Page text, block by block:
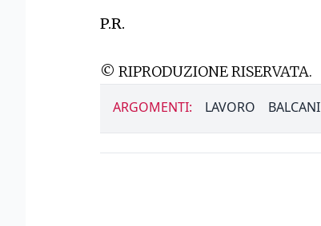
P.R.
© RIPRODUZIONE RISERVATA.
ARGOMENTI: LAVORO BALCANI